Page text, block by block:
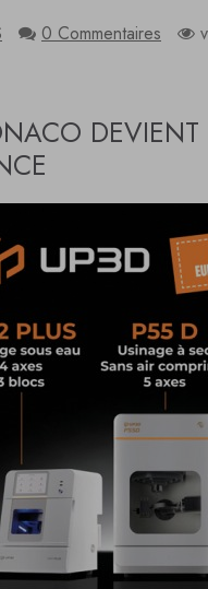
0 Commentaires
DEVIENT